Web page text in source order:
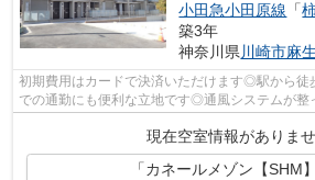
小田急小田原線 「
築3年
神奈川県 川崎市麻
初期費用はカードで決済いただけます◎駅から徒
での通勤にも便利な立地です◎通風システムが整
現在空室情報がありませ
「カネールメゾン【SHM